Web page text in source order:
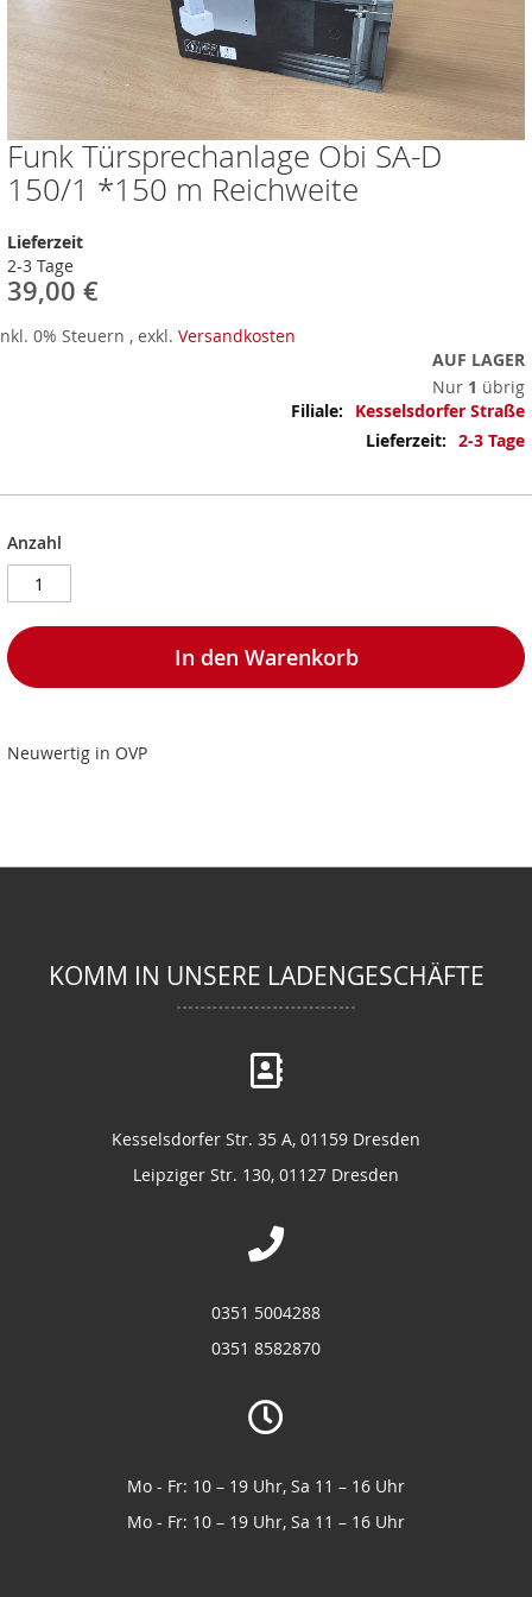
Funk Türsprechanlage Obi SA-D
150/1 *150 m Reichweite
Lieferzeit
2-3 Tage
39,00 €
0% Steuern , exkl. Versandkosten
AUF LAGER
Nur 1 übrig
Mehr
Informationen
Kesselsdorfer Straße
2-3 Tage
Anzahl
In den Warenkorb
Neuwertig in OVP
Zum
Anfang
der
springen
KOMM IN UNSERE LADENGESCHÄFTE
Kesselsdorfer Str. 35 A, 01159 Dresden
Leipziger Str. 130, 01127 Dresden
0351 5004288
0351 8582870
Mo - Fr: 10 – 19 Uhr, Sa 11 – 16 Uhr
Mo - Fr: 10 – 19 Uhr, Sa 11 – 16 Uhr